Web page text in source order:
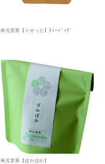
寿元堂茶【りせっと】ﾃｨｰﾊﾞｯｸﾞ
寿元堂茶【ぽかぽか】